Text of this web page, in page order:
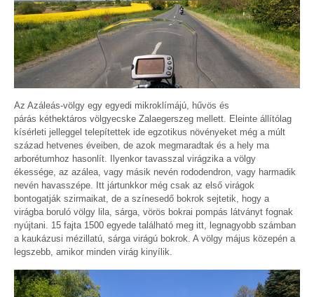
Az Azáleás-völgy egy egyedi mikroklímájú, hűvös és
párás kéthektáros völgyecske Zalaegerszeg mellett. Eleinte állítólag
kísérleti jelleggel telepítettek ide egzotikus növényeket még a múlt
század hetvenes éveiben, de azok megmaradtak és a hely ma
arborétumhoz hasonlít. Ilyenkor tavasszal virágzika a völgy
ékessége, az azálea, vagy másik nevén rododendron, vagy harmadik
nevén havasszépe. Itt jártunkkor még csak az első virágok
bontogatják szirmaikat, de a színesedő bokrok sejtetik, hogy a
virágba boruló völgy lila, sárga, vörös bokrai pompás látványt fognak
nyújtani. 15 fajta 1500 egyede található meg itt, legnagyobb számban
a kaukázusi mézillatú, sárga virágú bokrok. A völgy május közepén a
legszebb, amikor minden virág kinyílik.